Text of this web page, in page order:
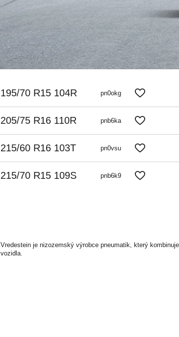
195/70 R15 104R pn0okg
205/75 R16 110R pnb6ka
215/60 R16 103T pn0vsu
215/70 R15 109S pnb6k9
Vredestein je nizozemský výrobce pneumatik, který
vozidla.